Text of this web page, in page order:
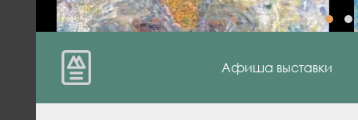
Афиша выставки